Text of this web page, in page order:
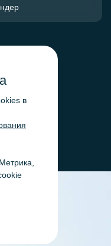
данных
данных
данных для
рассылок
в